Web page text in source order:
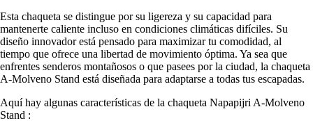
Esta chaqueta se distingue por su ligereza y su capacidad para
mantenerte caliente incluso en condiciones climáticas difíciles. Su
diseño innovador está pensado para maximizar tu comodidad, al
tiempo que ofrece una libertad de movimiento óptima. Ya sea que
enfrentes senderos montañosos o que pasees por la ciudad, la chaqueta
A-Molveno Stand está diseñada para adaptarse a todas tus escapadas.
Aquí hay algunas características de la chaqueta Napapijri A-Molveno
Stand :